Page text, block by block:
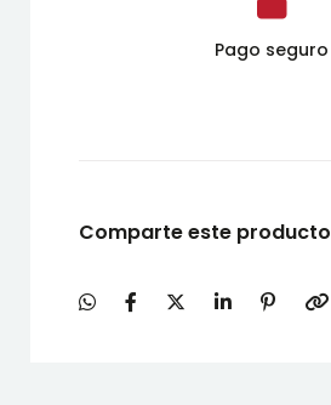
Pago seguro
Comparte este producto